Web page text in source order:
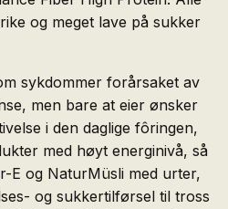
og meget lave på sukker
sykdommer forårsaket av
men bare at eier ønsker
i den daglige fôringen,
med høyt energinivå, så
E og NaturMüsli med urter,
og sukkertilførsel til tross